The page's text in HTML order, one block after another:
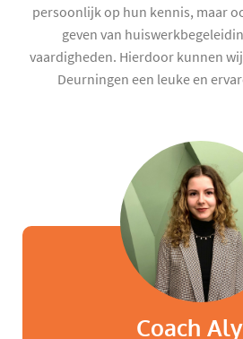
persoonlijk op hun kennis, maar
geven van
vaardigheden. Hierdoor kunnen
Deurningen een leuke en
Coach